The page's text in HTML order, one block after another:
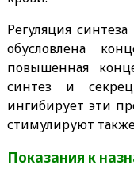
Регуляция
обусловлена
повышенная
синтез и
ингибирует эти
стимулируют
Показания к